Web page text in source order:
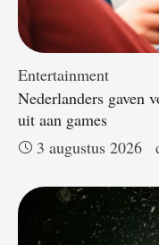
Entertainment
Nederlanders gaven
uit aan games
3 augustus 2026